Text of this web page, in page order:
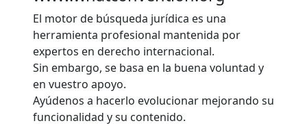
El motor de búsqueda jurídica es una
herramienta profesional mantenida por
expertos en derecho internacional.
Sin embargo, se basa en la buena voluntad y
en vuestro apoyo.
Ayúdenos a hacerlo evolucionar mejorando su
funcionalidad y su contenido.